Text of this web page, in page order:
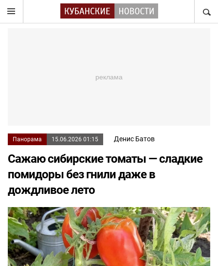
Панорама 15.06.2026 01:15 Денис Батов
Сажаю сибирские томаты — сладкие
помидоры без гнили даже в
дождливое лето